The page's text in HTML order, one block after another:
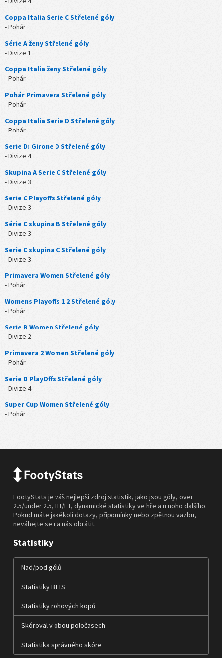
Coppa Italia Serie C Střelené góly
- Pohár
Série A ženy Střelené góly
- Divize 1
Coppa Italia ženy Střelené góly
- Pohár
Pohár Primavera Střelené góly
- Pohár
Coppa Italia Serie D Střelené góly
- Pohár
Serie D: Girone D Střelené góly
- Divize 4
Skupina A Serie C Střelené góly
- Divize 3
Serie C Playoffs Střelené góly
- Divize 3
Série C skupina B Střelené góly
- Divize 3
Serie C skupina C Střelené góly
- Divize 3
Primavera Women Střelené góly
- Pohár
Womens Playoffs 1 2 Střelené góly
- Pohár
Serie B Women Střelené góly
- Divize 2
Primavera 2 Women Střelené góly
- Pohár
Serie D PlayOffs Střelené góly
- Divize 4
Super Cup Women Střelené góly
- Pohár
FootyStats je váš nejlepší zdroj statistik, jako jsou góly, over
2.5/under 2.5, HT/FT, dynamické statistiky ve hře a mnoho dalšího.
Pokud máte jakékoli dotazy, připomínky nebo zpětnou vazbu,
neváhejte se na nás obrátit.
Statistiky
Nad/pod gólů
Statistiky BTTS
Statistiky rohových kopů
Skóroval v obou poločasech
Statistika správného skóre